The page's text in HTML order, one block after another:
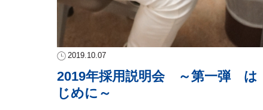
2019.10.07
2019年採用説明会 ～第一弾 は
じめに～